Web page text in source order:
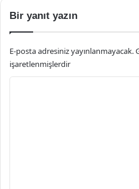
Bir yanıt yazın
E-posta adresiniz yayınlanmayacak.
işaretlenmişlerdir